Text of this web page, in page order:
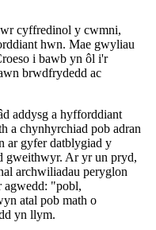
cyffredinol y cwmni,
hwn. Mae gwyliau
i bawb yn ôl i'r
brwdfrydedd ac
addysg a hyfforddiant
a chynhyrchiad pob adran
ar gyfer datblygiad y
gweithwyr. Ar yr un pryd,
archwiliadau peryglon
agwedd: "pobl,
atal pob math o
yn llym.